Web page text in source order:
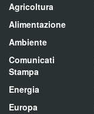
Agricoltura
Alimentazione
Ambiente
Comunicati
Stampa
Energia
Europa